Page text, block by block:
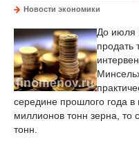
Новости экономики
До июля
продать
середине прошлого года
миллионов тонн зерна, то
тонн.